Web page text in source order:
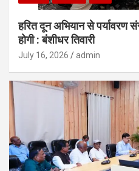
हरित दून अभियान से पर्यावरण
होगी : बंशीधर तिवारी
July 16, 2026 admin